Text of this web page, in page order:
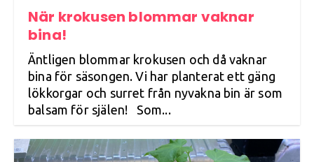
När krokusen blommar vaknar
bina!
Äntligen blommar krokusen och då vaknar
bina för säsongen. Vi har planterat ett gäng
lökkorgar och surret från nyvakna bin är som
balsam för själen! Som...